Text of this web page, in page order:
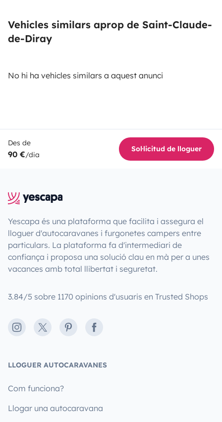
Vehicles similars aprop de Saint-Claude-
de-Diray
No hi ha vehicles similars a aquest anunci
Des de
90 €/dia
Sol·licitud de lloguer
Yescapa és una plataforma que facilita i assegura el
lloguer d'autocaravanes i furgonetes campers entre
particulars. La plataforma fa d'intermediari de
confiança i proposa una solució clau en mà per a unes
vacances amb total llibertat i seguretat.
3.84/5 sobre 1170 opinions d'usuaris en Trusted Shops
Instagram
X PinterestFacebook
LLOGUER AUTOCARAVANES
Com funciona?
Llogar una autocaravana